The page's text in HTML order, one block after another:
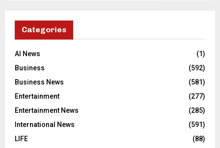
Categories
AI News
(1)
Business
(592)
Business News
(581)
Entertainment
(277)
Entertainment News
(285)
International News
(591)
LIFE
(88)